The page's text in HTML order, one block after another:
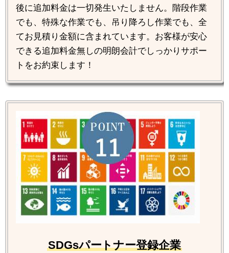
後に追加料金は一切発生いたしません。階段作業
でも、特殊な作業でも、吊り降ろし作業でも、全
てお見積り金額に含まれています。お客様が安心
できる追加料金無しの明朗会計でしっかりサポー
トをお約束します！
SDGsパートナー登録企業